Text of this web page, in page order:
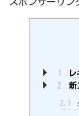
1
レ
2
新
2.1